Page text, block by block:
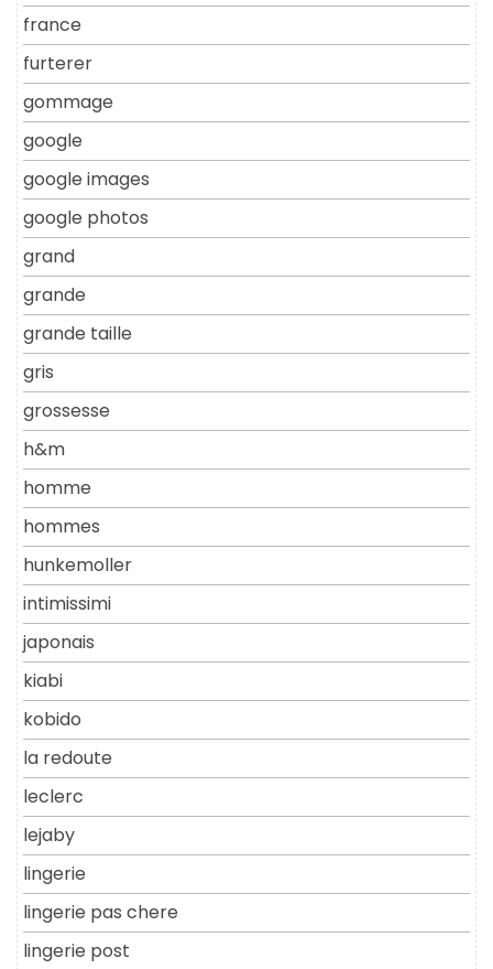
france
furterer
gommage
google
google images
google photos
grand
grande
grande taille
gris
grossesse
h&m
homme
hommes
hunkemoller
intimissimi
japonais
kiabi
kobido
la redoute
leclerc
lejaby
lingerie
lingerie pas chere
lingerie post